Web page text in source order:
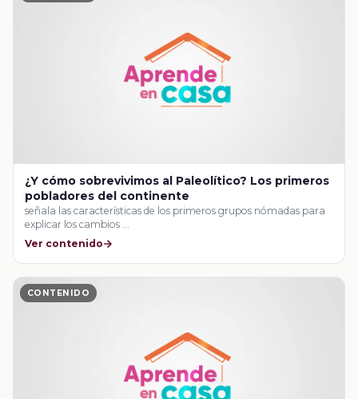
¿Y cómo sobrevivimos al Paleolítico? Los primeros
pobladores del continente
señala las características de los primeros grupos nómadas para
explicar los cambios …
Ver contenido
CONTENIDO